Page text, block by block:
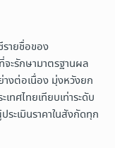
ายชื่อของ
ะรักษามาตรฐานผล
งต่อเนื่อง มุ่งหวังยก
ทศไทยเทียบเท่าระดับ
ะเมินราคาในสังกัดทุก